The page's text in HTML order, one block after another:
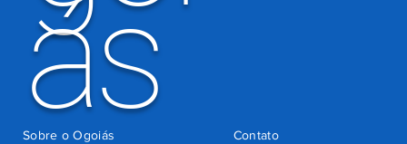
ás Contato
Sobre o Ogoiás